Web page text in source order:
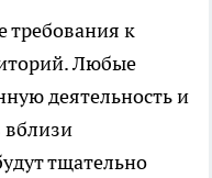
требования к
Любые
деятельность и
вблизи
тщательно